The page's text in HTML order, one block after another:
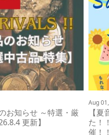
お知らせ ～特選・厳
更新】
Aug
【
た！
催！